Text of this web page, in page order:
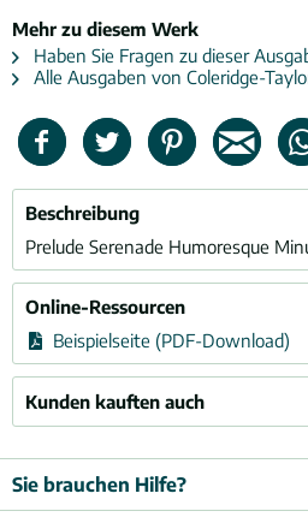
Mehr zu diesem Werk
Haben Sie Fragen zu dieser
Alle Ausgaben von Coleridge-
Beschreibung
Prelude Serenade Humoresque
Online-Ressourcen
Beispielseite (PDF-Download)
Kunden kauften auch
Sie brauchen Hilfe?